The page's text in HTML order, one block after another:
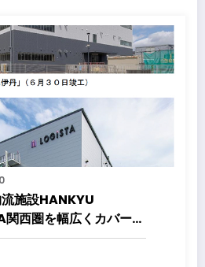
0
施設HANKYU
西圏を幅広くカバーで
流施設が誕生「ロジス
タ京都伏見」が竣工し